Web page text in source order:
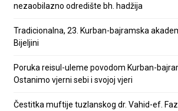
nezaobilazno odredište bh. hadžija
Tradicionalna, 23. Kurban-bajramska
Bijeljini
Poruka reisul-uleme povodom Kurban-
Ostanimo vjerni sebi i svojoj vjeri
Čestitka muftije tuzlanskog dr. Vahid-ef.